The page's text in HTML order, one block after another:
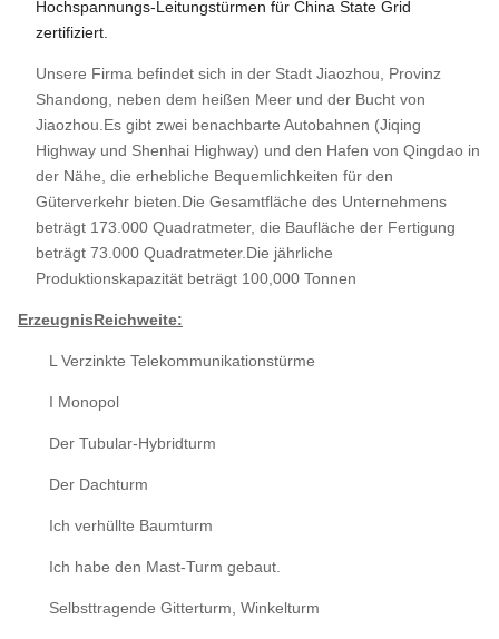
Hochspannungs-Leitungstürmen für China State Grid
zertifiziert.
Unsere Firma befindet sich in der Stadt Jiaozhou, Provinz
Shandong, neben dem heißen Meer und der Bucht von
Jiaozhou.Es gibt zwei benachbarte Autobahnen (Jiqing
Highway und Shenhai Highway) und den Hafen von Qingdao in
der Nähe, die erhebliche Bequemlichkeiten für den
Güterverkehr bieten.Die Gesamtfläche des Unternehmens
beträgt 173.000 Quadratmeter, die Baufläche der Fertigung
beträgt 73.000 Quadratmeter.Die jährliche
Produktionskapazität beträgt 100,000 Tonnen
ErzeugnisReichweite:
L Verzinkte Telekommunikationstürme
I Monopol
Der Tubular-Hybridturm
Der Dachturm
Ich verhüllte Baumturm
Ich habe den Mast-Turm gebaut.
Selbsttragende Gitterturm, Winkelturm